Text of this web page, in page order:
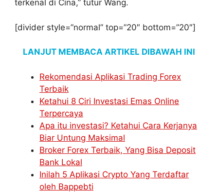
terkenal di Cina,” tutur Wang.
[divider style=”normal” top=”20″ bottom=”20″]
LANJUT MEMBACA ARTIKEL DIBAWAH INI
Rekomendasi Aplikasi Trading Forex
Terbaik
Ketahui 8 Ciri Investasi Emas Online
Terpercaya
Apa itu investasi? Ketahui Cara Kerjanya
Biar Untung Maksimal
Broker Forex Terbaik, Yang Bisa Deposit
Bank Lokal
Inilah 5 Aplikasi Crypto Yang Terdaftar
oleh Bappebti